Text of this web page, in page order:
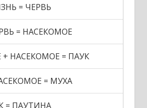
= ЧЕРВЬ
= НАСЕКОМОЕ
НАСЕКОМОЕ = ПАУК
= МУХА
= ПАУТИНА